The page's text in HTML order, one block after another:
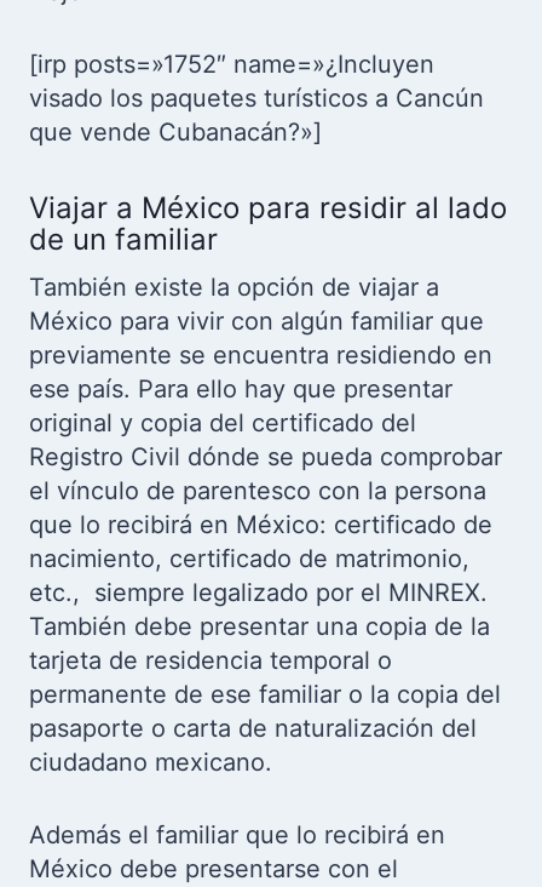
[irp posts=»1752″ name=»¿Incluyen
visado los paquetes turísticos a Cancún
que vende Cubanacán?»]
Viajar a México para residir al lado
de un familiar
También existe la opción de viajar a
México para vivir con algún familiar que
previamente se encuentra residiendo en
ese país. Para ello hay que presentar
original y copia del certificado del
Registro Civil dónde se pueda comprobar
el vínculo de parentesco con la persona
que lo recibirá en México: certificado de
nacimiento, certificado de matrimonio,
etc., siempre legalizado por el MINREX.
También debe presentar una copia de la
tarjeta de residencia temporal o
permanente de ese familiar o la copia del
pasaporte o carta de naturalización del
ciudadano mexicano.
Además el familiar que lo recibirá en
México debe presentarse con el